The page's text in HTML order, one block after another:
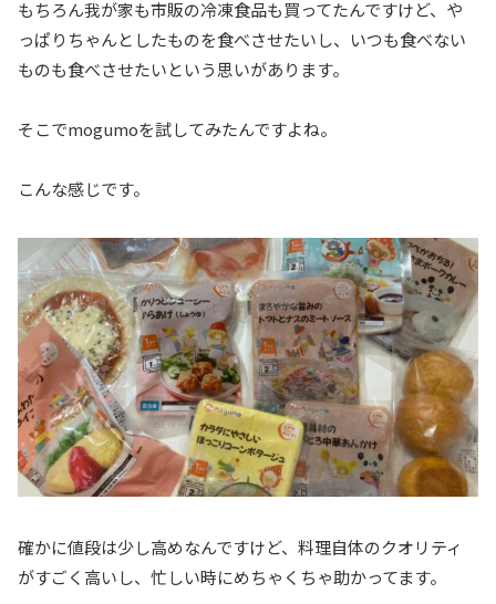
もちろん我が家も市販の冷凍食品も買ってたんですけど、や
っぱりちゃんとしたものを食べさせたいし、いつも食べない
ものも食べさせたいという思いがあります。
そこでmogumoを試してみたんですよね。
こんな感じです。
確かに値段は少し高めなんですけど、料理自体のクオリティ
がすごく高いし、忙しい時にめちゃくちゃ助かってます。